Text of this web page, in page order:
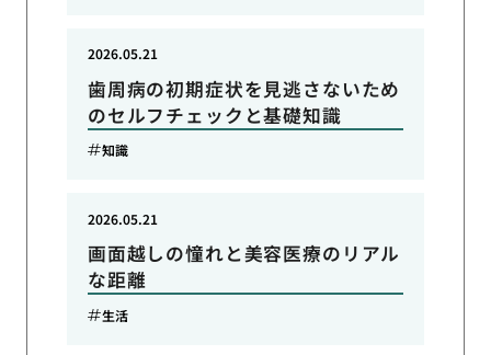
歯周病の初期症状を見逃さないため
のセルフチェックと基礎知識
2026.05.21
知識
画面越しの憧れと美容医療のリアル
な距離
2026.05.21
生活